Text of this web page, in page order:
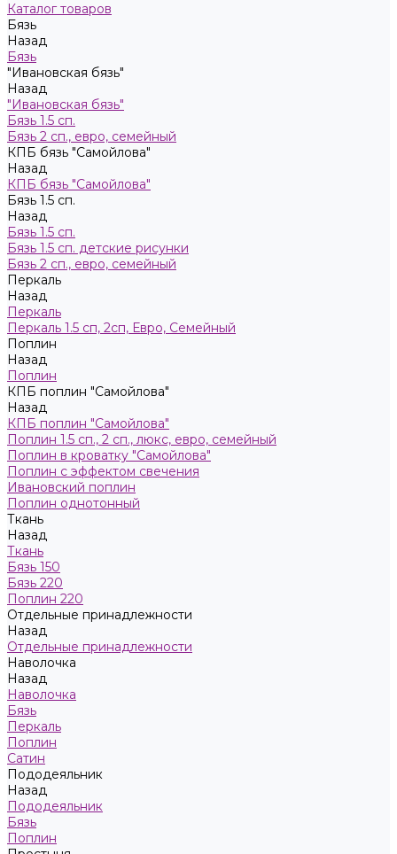
Каталог товаров
Бязь
Назад
Бязь
"Ивановская бязь"
Назад
"Ивановская бязь"
Бязь 1.5 сп.
Бязь 2 сп., евро, семейный
КПБ бязь "Самойлова"
Назад
КПБ бязь "Самойлова"
Бязь 1.5 сп.
Назад
Бязь 1.5 сп.
Бязь 1.5 сп. детские рисунки
Бязь 2 сп., евро, семейный
Пeркaль
Назад
Пeркaль
Перкаль 1.5 сп, 2сп, Евро, Семейный
Поплин
Назад
Поплин
КПБ поплин "Самойлова"
Назад
КПБ поплин "Самойлова"
Поплин 1.5 сп., 2 сп., люкс, евро, семейный
Поплин в кроватку "Самойлова"
Поплин с эффектом свечения
Ивановский поплин
Поплин однотонный
Ткань
Назад
Ткань
Бязь 150
Бязь 220
Поплин 220
Отдельные принадлежности
Назад
Отдельные принадлежности
Наволочка
Назад
Наволочка
Бязь
Перкаль
Поплин
Сатин
Пододеяльник
Назад
Пододеяльник
Бязь
Поплин